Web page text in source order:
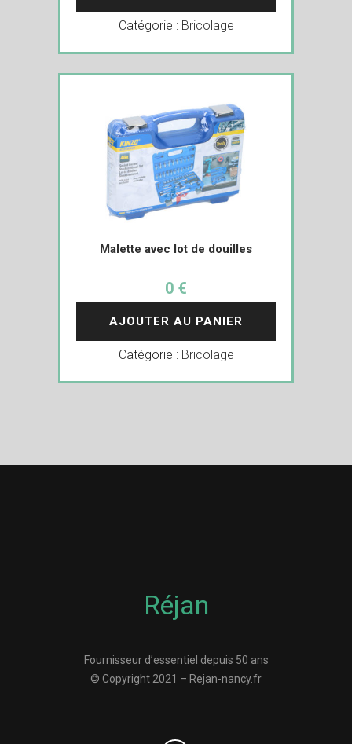
Catégorie : Bricolage
Malette avec lot de douilles
0 €
AJOUTER AU PANIER
Catégorie : Bricolage
Réjan
Fournisseur d’essentiel depuis 50 ans
© Copyright 2021 – Rejan-nancy.fr